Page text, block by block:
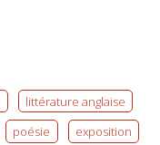
littérature anglaise
poésie
exposition